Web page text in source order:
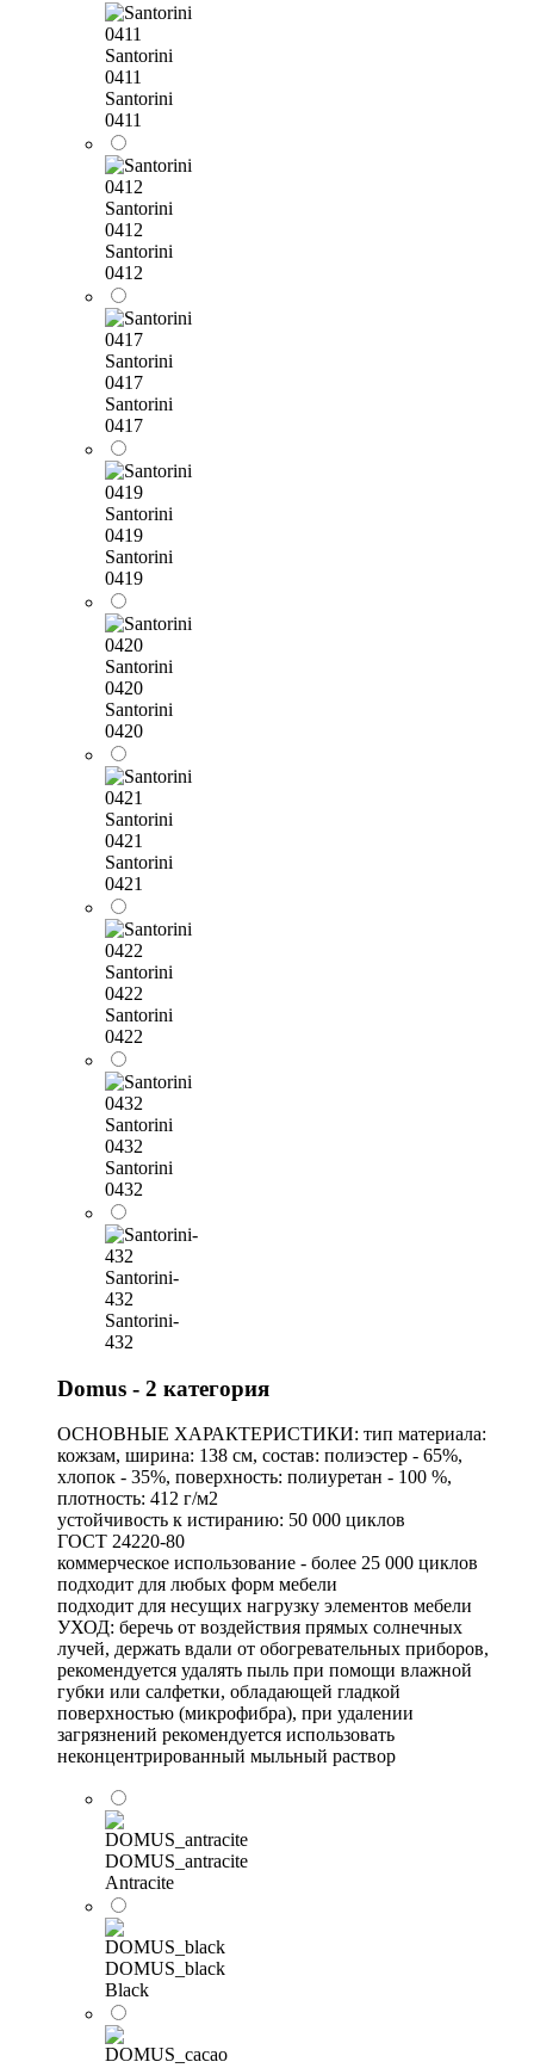
Santorini
0411
Santorini
0411
Santorini
0412
Santorini
0412
Santorini
0417
Santorini
0417
Santorini
0419
Santorini
0419
Santorini
0420
Santorini
0420
Santorini
0421
Santorini
0421
Santorini
0422
Santorini
0422
Santorini
0432
Santorini
0432
Santorini-
432
Santorini-
432
Domus - 2 категория
ОСНОВНЫЕ ХАРАКТЕРИСТИКИ: тип материала:
кожзам, ширина: 138 см, состав: полиэстер - 65%,
хлопок - 35%, поверхность: полиуретан - 100 %,
плотность: 412 г/м2
устойчивость к истиранию: 50 000 циклов
ГОСТ 24220-80
коммерческое использование - более 25 000 циклов
подходит для любых форм мебели
подходит для несущих нагрузку элементов мебели
УХОД: беречь от воздействия прямых солнечных
лучей, держать вдали от обогревательных приборов,
рекомендуется удалять пыль при помощи влажной
губки или салфетки, обладающей гладкой
поверхностью (микрофибра), при удалении
загрязнений рекомендуется использовать
неконцентрированный мыльный раствор
DOMUS_antracite
Antracite
DOMUS_black
Black